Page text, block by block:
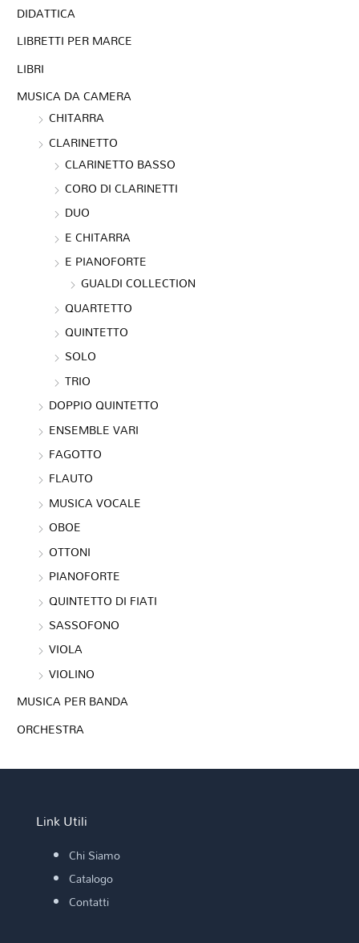
DIDATTICA
LIBRETTI PER MARCE
LIBRI
MUSICA DA CAMERA
CHITARRA
CLARINETTO
CLARINETTO BASSO
CORO DI CLARINETTI
DUO
E CHITARRA
E PIANOFORTE
GUALDI COLLECTION
QUARTETTO
QUINTETTO
SOLO
TRIO
DOPPIO QUINTETTO
ENSEMBLE VARI
FAGOTTO
FLAUTO
MUSICA VOCALE
OBOE
OTTONI
PIANOFORTE
QUINTETTO DI FIATI
SASSOFONO
VIOLA
VIOLINO
MUSICA PER BANDA
ORCHESTRA
Link Utili
Chi Siamo
Catalogo
Contatti